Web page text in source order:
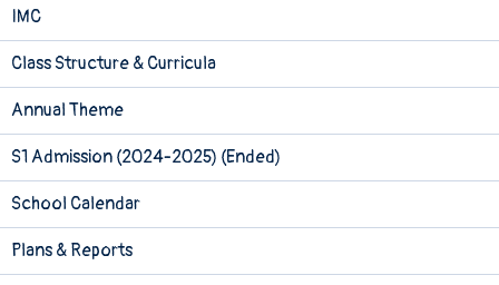
IMC
Class Structure & Curricula
Annual Theme
S1 Admission (2024-2025) (Ended)
School Calendar
Plans & Reports